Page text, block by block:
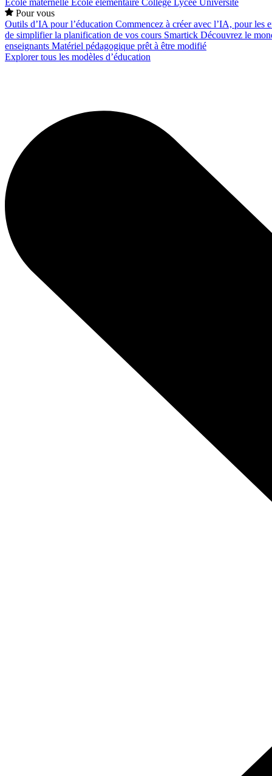
École maternelle École élémentaire Collège Lycée Université
Pour vous
Outils d’IA pour l’éducation Commencez à créer avec l’IA, pour les
de simplifier la planification de vos cours Smartick Découvrez le
enseignants Matériel pédagogique prêt à être modifié
Explorer tous les modèles d’éducation